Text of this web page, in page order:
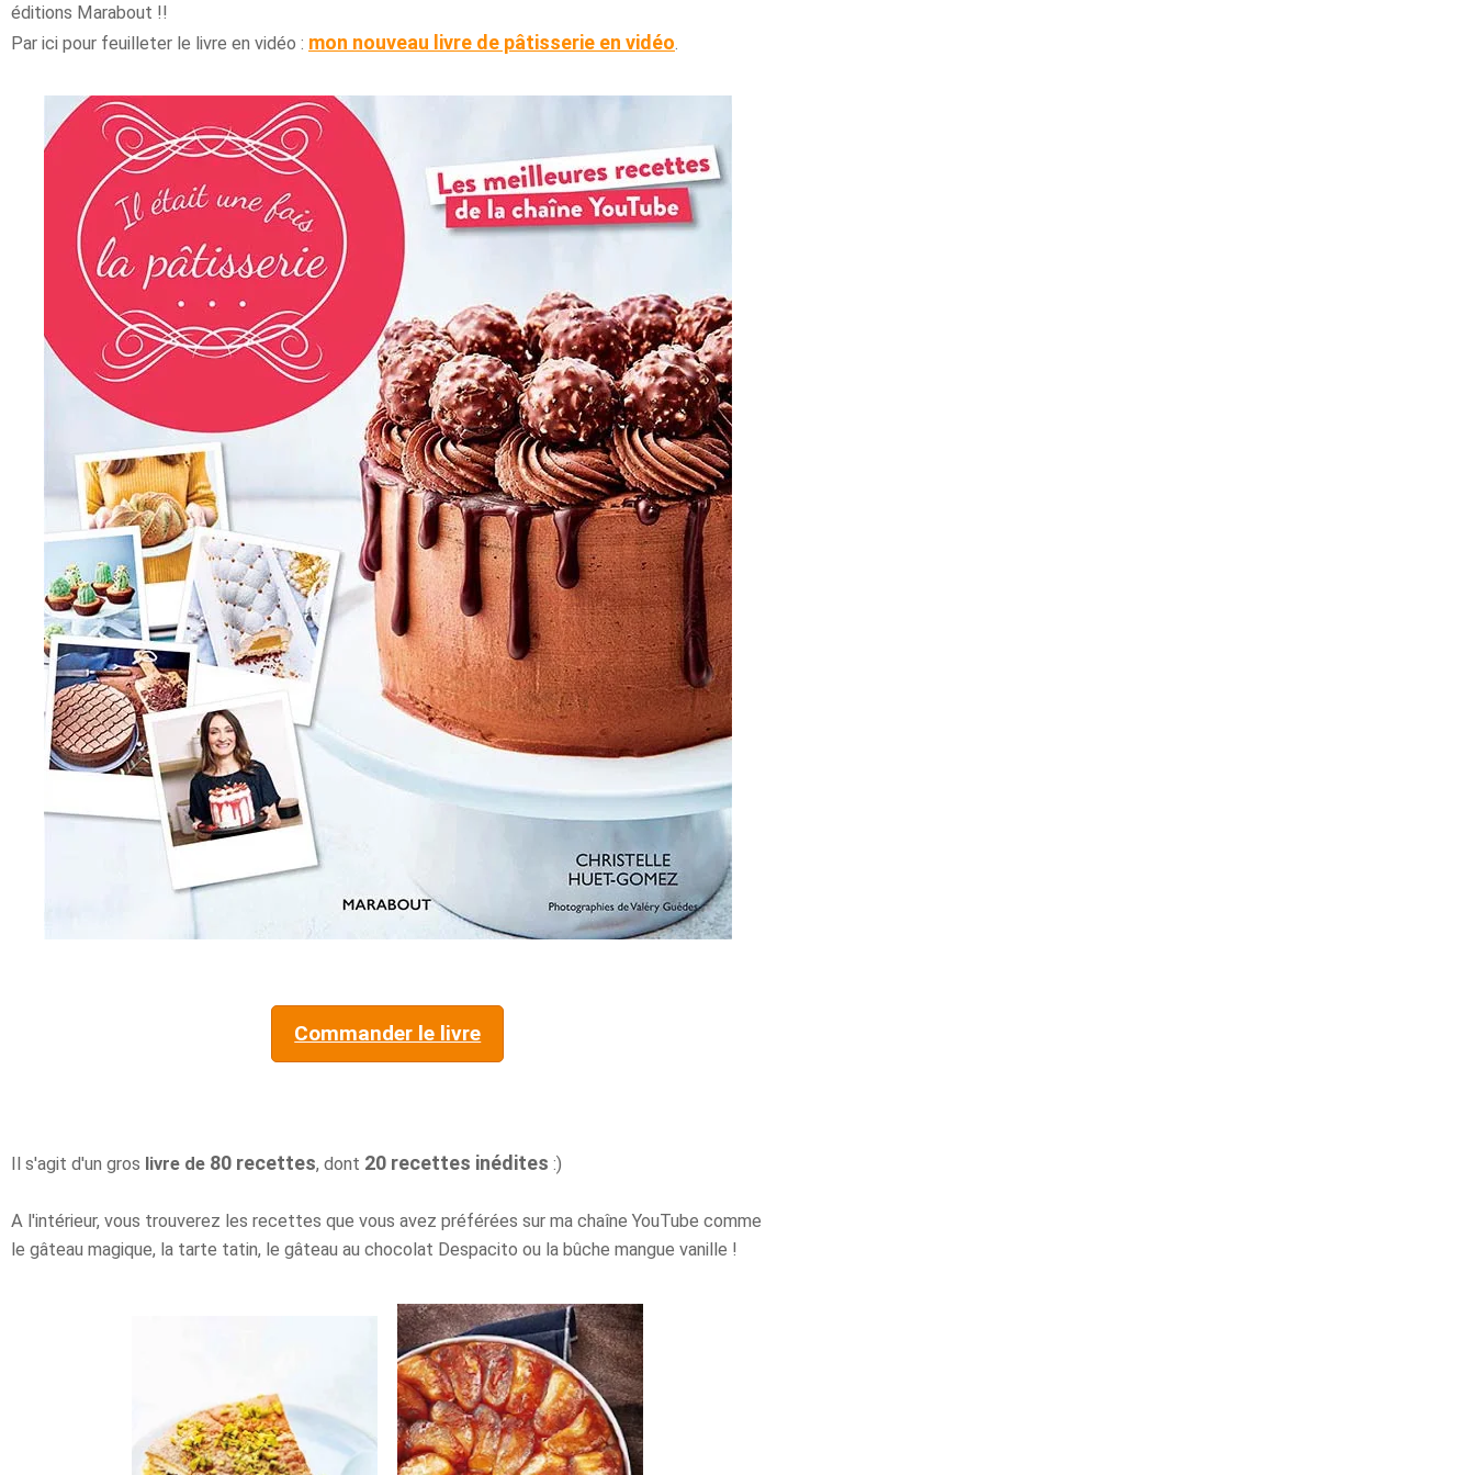
éditions Marabout !!
Par ici pour feuilleter le livre en vidéo : mon nouveau livre de pâtisserie en vidéo
Commander le livre
Il s'agit d'un gros livre de 80 recettes, dont 20 recettes inédites :)
A l'intérieur, vous trouverez les recettes que vous avez préférées sur ma chaîne YouTube comme
le gâteau magique, la tarte tatin, le gâteau au chocolat Despacito ou la bûche mangue vanille !